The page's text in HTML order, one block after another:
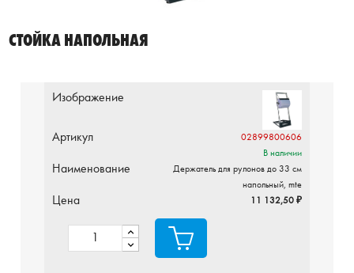
СТОЙКА НАПОЛЬНАЯ
Изображение
Артикул
02899800606
В наличии
Наименование
Держатель для рулонов до 33 см
напольный, mte
Цена 11 132,50 ₽